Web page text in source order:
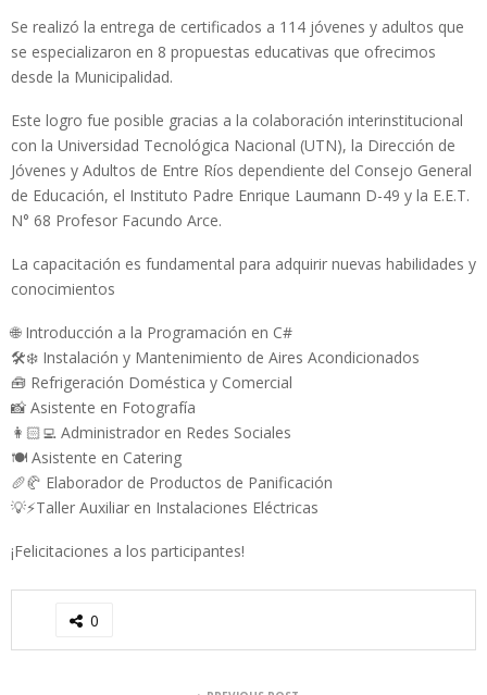
Se realizó la entrega de certificados a 114 jóvenes y adultos que
se especializaron en 8 propuestas educativas que ofrecimos
desde la Municipalidad.
Este logro fue posible gracias a la colaboración interinstitucional
con la Universidad Tecnológica Nacional (UTN), la Dirección de
Jóvenes y Adultos de Entre Ríos dependiente del Consejo General
de Educación, el Instituto Padre Enrique Laumann D-49 y la E.E.T.
N° 68 Profesor Facundo Arce.
La capacitación es fundamental para adquirir nuevas habilidades y
conocimientos
🌐 Introducción a la Programación en C#
🛠️❄️ Instalación y Mantenimiento de Aires Acondicionados
🧰 Refrigeración Doméstica y Comercial
📸 Asistente en Fotografía
👩🏻‍💻 Administrador en Redes Sociales
🍽️ Asistente en Catering
🥖🥐 Elaborador de Productos de Panificación
💡⚡️Taller Auxiliar en Instalaciones Eléctricas
¡Felicitaciones a los participantes!
0